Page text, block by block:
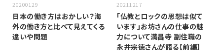
20200129
日本の働き方はおかしい？海
外の働き方と比べて見えてくる
違いや問題
20211217
「仏教とロックの思想は似て
います」お坊さんの仕事の魅
力について満昌寺 副住職の
永井宗徳さんが語る【前編】